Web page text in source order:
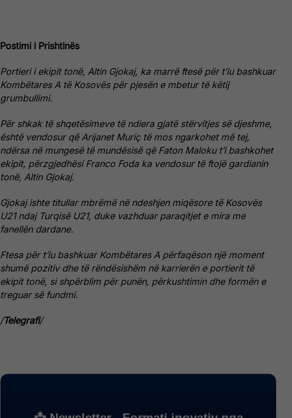
Postimi i Prishtinës
Portieri i ekipit tonë, Altin Gjokaj, ka marrë ftesë për t’iu bashkuar
Kombëtares A të Kosovës për pjesën e mbetur të këtij
grumbullimi.
Për shkak të shqetësimeve të ndiera gjatë stërvitjes së djeshme,
është vendosur që Arijanet Muriç të mos ngarkohet më tej,
ndërsa në mungesë të mundësisë që Faton Maloku t’i bashkohet
ekipit, përzgjedhësi Franco Foda ka vendosur të ftojë gardianin
tonë, Altin Gjokaj.
Gjokaj ishte titullar mbrëmë në ndeshjen miqësore të Kosovës
U21 ndaj Turqisë U21, duke vazhduar paraqitjet e mira me
fanellën dardane.
Ftesa për t’iu bashkuar Kombëtares A përfaqëson një moment
shumë pozitiv dhe të rëndësishëm në karrierën e portierit të
ekipit tonë, si shpërblim për punën, përkushtimin dhe formën e
treguar së fundmi.
/Telegrafi/